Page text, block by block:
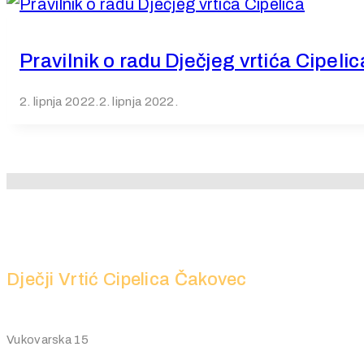
Pravilnik o radu Dječjeg vrtića
2. lipnja 2022. 2. lipnja 2022.
Dječji Vrtić Cipelica Čakovec
Vukovarska 15